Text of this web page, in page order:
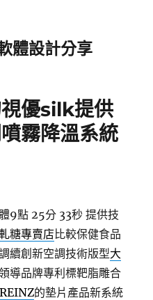
體設計分享
優silk提供
霧降溫系統
9點 25分 33秒 提供技
糖專賣店比較保健食品
續創新空調技術版型大
導品牌專利標靶脂雕合
的墊片產品新系統